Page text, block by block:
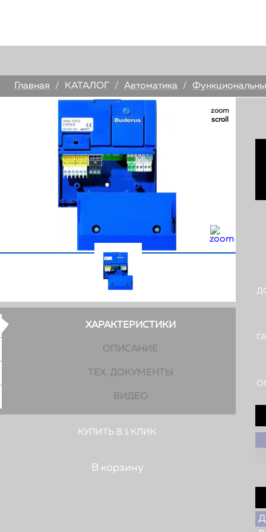
Главная / КАТАЛОГ / Автоматика /
zoom
scroll
ХАРАКТЕРИСТИКИ
ОПИСАНИЕ
ТЕХ. ДОКУМЕНТЫ
ВИДЕО
КУПИТЬ В 1 КЛИК